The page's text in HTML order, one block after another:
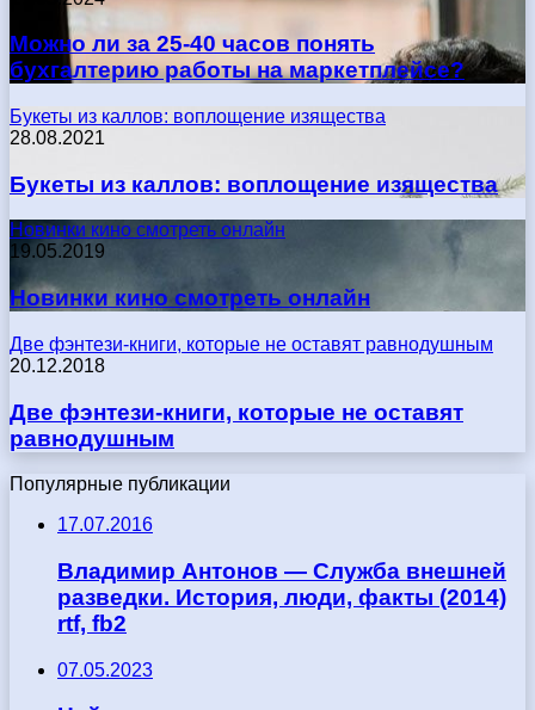
Можно ли за 25-40 часов понять
бухгалтерию работы на маркетплейсе?
Букеты из каллов: воплощение изящества
28.08.2021
Букеты из каллов: воплощение изящества
Новинки кино смотреть онлайн
19.05.2019
Новинки кино смотреть онлайн
Две фэнтези-книги, которые не оставят равнодушным
20.12.2018
Две фэнтези-книги, которые не оставят
равнодушным
Популярные публикации
17.07.2016
Владимир Антонов — Служба внешней
разведки. История, люди, факты (2014)
rtf, fb2
07.05.2023